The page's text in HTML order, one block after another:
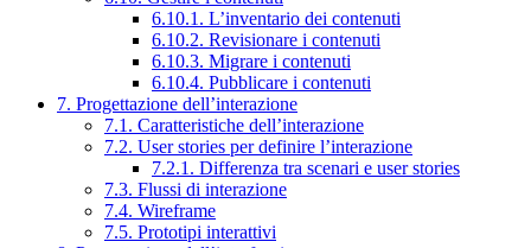
6.10.1. L’inventario dei contenuti
6.10.2. Revisionare i contenuti
6.10.3. Migrare i contenuti
6.10.4. Pubblicare i contenuti
7. Progettazione dell’interazione
7.1. Caratteristiche dell’interazione
7.2. User stories per definire l’interazione
7.2.1. Differenza tra scenari e user stories
7.3. Flussi di interazione
7.4. Wireframe
7.5. Prototipi interattivi